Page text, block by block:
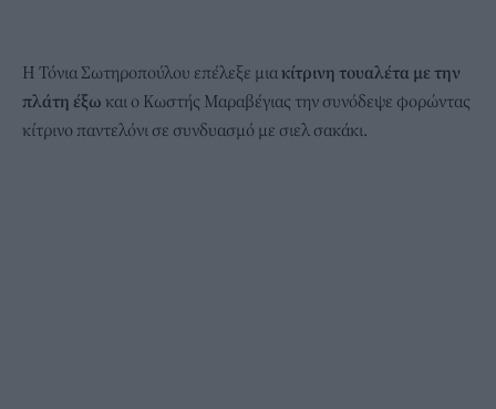
H Τόνια Σωτηροπούλου επέλεξε μιακίτρινη τουαλέτα με την
πλάτη έξω και ο Κωστής Μαραβέγιας την συνόδεψε φορώντας
κίτρινο παντελόνι σε συνδυασμό με σιελ σακάκι.